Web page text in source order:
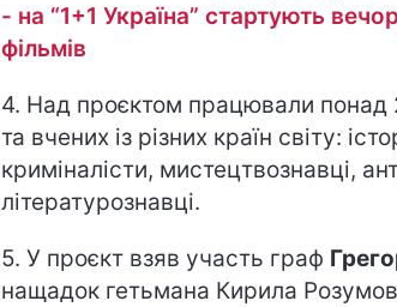
- на “1+1 Україна” стартують
фільмів
4. Над проєктом працювали понад
та вчених із різних країн світу:
криміналісти, мистецтвознавці,
літературознавці.
5. У проєкт взяв участь граф
нащадок гетьмана Кирила